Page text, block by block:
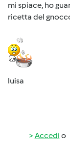
mi spiace, ho
ricetta del
luisa
Accedi o